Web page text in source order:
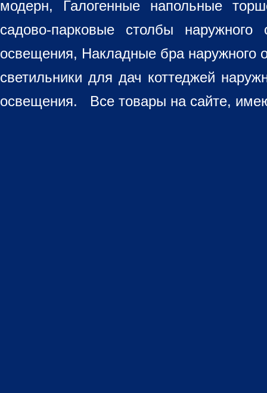
модерн, Галогенные напольные
садово-парковые столбы
освещения, Накладные бра наружного
светильники для дач коттеджей
освещения. Все товары на сайте,